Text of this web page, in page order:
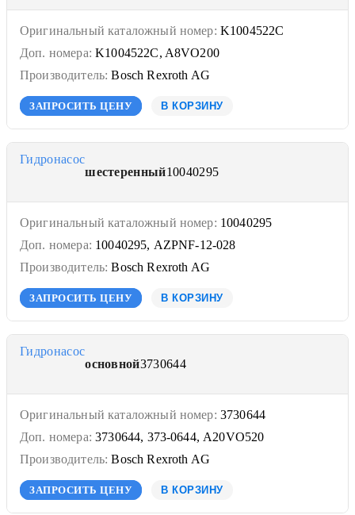
Оригинальный каталожный номер: K1004522C
Доп. номера: K1004522C, A8VO200
Производитель: Bosch Rexroth AG
ЗАПРОСИТЬ ЦЕНУ В КОРЗИНУ
Гидронасос
шестеренный10040295
Оригинальный каталожный номер: 10040295
Доп. номера: 10040295, AZPNF-12-028
Производитель: Bosch Rexroth AG
ЗАПРОСИТЬ ЦЕНУ В КОРЗИНУ
Гидронасос
основной3730644
Оригинальный каталожный номер: 3730644
Доп. номера: 3730644, 373-0644, A20VO520
Производитель: Bosch Rexroth AG
ЗАПРОСИТЬ ЦЕНУ В КОРЗИНУ